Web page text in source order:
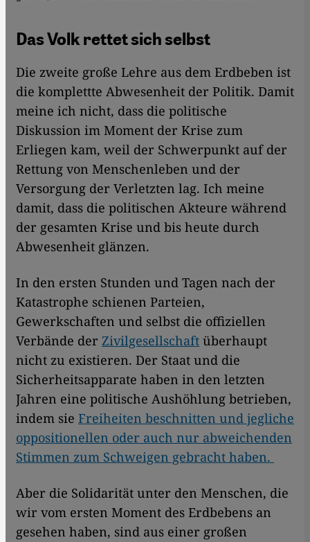
Das Volk rettet sich selbst
Die zweite große Lehre aus dem Erdbeben ist
die komplettte Abwesenheit der Politik. Damit
meine ich nicht, dass die politische
Diskussion im Moment der Krise zum
Erliegen kam, weil der Schwerpunkt auf der
Rettung von Menschenleben und der
Versorgung der Verletzten lag. Ich meine
damit, dass die politischen Akteure während
der gesamten Krise und bis heute durch
Abwesenheit glänzen.
In den ersten Stunden und Tagen nach der
Katastrophe schienen Parteien,
Gewerkschaften und selbst die offiziellen
Verbände der Zivilgesellschaft überhaupt
nicht zu existieren. Der Staat und die
Sicherheitsapparate haben in den letzten
Jahren eine politische Aushöhlung betrieben,
indem sie Freiheiten beschnitten und jegliche
oppositionellen oder auch nur abweichenden
Stimmen zum Schweigen gebracht haben.
Aber die Solidarität unter den Menschen, die
wir vom ersten Moment des Erdbebens an
gesehen haben, sind aus einer großen